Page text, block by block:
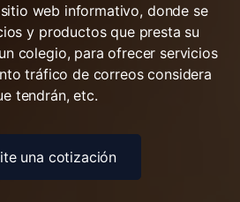
darán al servicio, por ejemplo, si
web informativo, donde se
y productos que presta su
colegio, para ofrecer servicios
tráfico de correos considera
una cotización